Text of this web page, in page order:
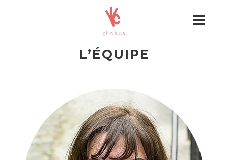
L’ÉQUIPE